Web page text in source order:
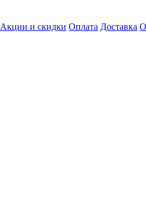
Акции и скидки Оплата Доставка